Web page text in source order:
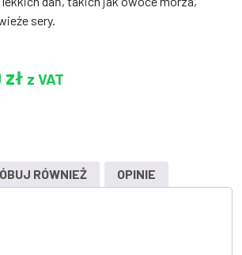
sery.
zł z VAT
RÓWNIEŻ OPINIE